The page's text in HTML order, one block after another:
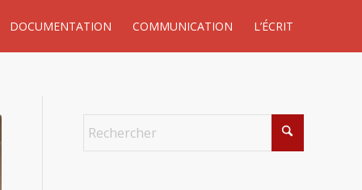
DOCUMENTATION COMMUNICATION L’ÉCRIT